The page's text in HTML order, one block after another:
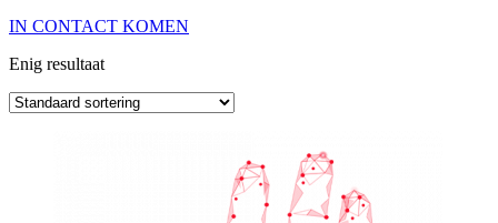
IN CONTACT KOMEN
Enig resultaat